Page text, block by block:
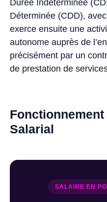
Durée Indéterminée
Déterminée (CDD),
exerce ensuite une
autonome auprès de
précisément par un
de prestation de
Salarial
SALAIRE EN